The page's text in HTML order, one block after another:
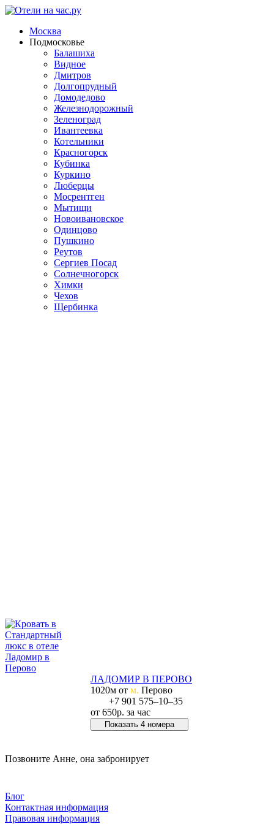
Москва
Подмосковье
Балашиха
Видное
Дмитров
Долгопрудный
Домодедово
Железнодорожный
Зеленоград
Ивантеевка
Котельники
Красногорск
Кубинка
Куркино
Люберцы
Мосрентген
Мытищи
Новоивановское
Одинцово
Пушкино
Реутов
Сергиев Посад
Солнечногорск
Химки
Чехов
Щербинка
ЛАДОМИР В ПЕРОВО
1020м от м. Перово
+7 901 575‒10‒35
от 650р. за час
Показать 4 номера
Позвоните Анне, она забронирует
Блог
Контактная информация
Правовая информация